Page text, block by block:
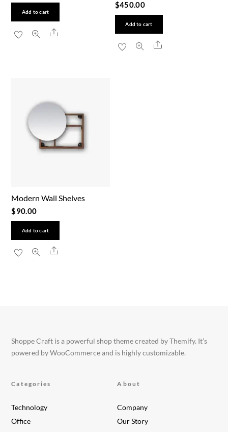
Add to cart
Share
$450.00
Add to cart
Share
Modern Wall Shelves
$90.00
Add to cart
Share
Shoppe Craft is a powerful shop theme created by Themify. It’s
powered by WooCommerce and is highly customizable.
Categories
Technology
Office
About
Company
Our Story